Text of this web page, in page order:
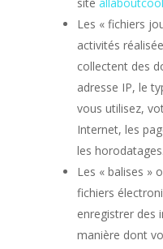
Les « fichiers
activités
collectent des
adresse IP, le
vous utilisez,
Internet, les
les horodatages.
Les « balises »
fichiers
enregistrer des
manière dont